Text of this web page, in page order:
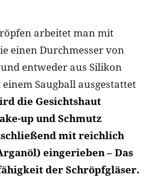
arbeitet man mit
einen Durchmesser von
entweder aus Silikon
Saugball ausgestattet
die Gesichtshaut
up und Schmutz
mit reichlich
eingerieben – Das
der Schröpfgläser.